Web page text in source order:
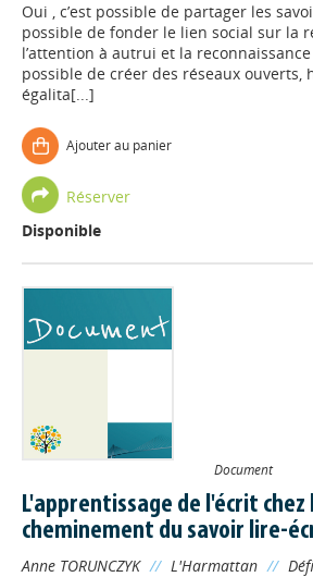
Oui , c’est possible de partager les
possible de fonder le lien social sur la
l’attention à autrui et la
possible de créer des réseaux ouverts,
égalita[...]
Ajouter au panier
Réserver
Disponible
Document
L'apprentissage de l'écrit chez
cheminement du savoir lire-
Anne TORUNCZYK // L'Harmattan //